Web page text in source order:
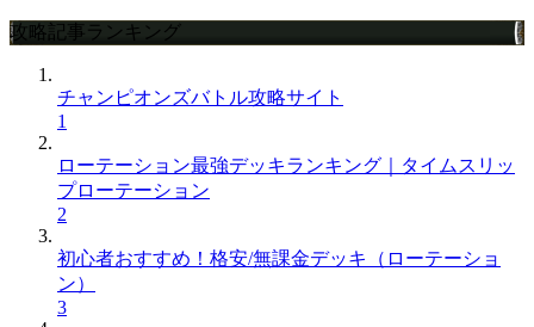
攻略記事ランキング
チャンピオンズバトル攻略サイト
1
ローテーション最強デッキランキング｜タイムスリッ
プローテーション
2
初心者おすすめ！格安/無課金デッキ（ローテーショ
ン）
3